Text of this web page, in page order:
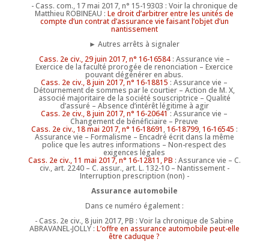
- Cass. com., 17 mai 2017, n° 15-19303 : Voir la chronique de
Matthieu ROBINEAU :Le droit d’arbitrer entre les unités de
compte d’un contrat d’assurance vie faisant l’objet d’un
nantissement
► Autres arrêts à signaler
Cass. 2e civ., 29 juin 2017, n° 16-16584: Assurance vie –
Exercice de la faculté prorogée de renonciation – Exercice
pouvant dégénérer en abus.
Cass. 2e civ., 8 juin 2017, n° 16-18815 : Assurance vie –
Détournement de sommes par le courtier – Action de M. X,
associé majoritaire de la société souscriptrice – Qualité
d’assuré – Absence d’intérêt légitime à agir
Cass. 2e civ., 8 juin 2017, n° 16-20641: Assurance vie –
Changement de bénéficiaire – Preuve
Cass. 2e civ., 18 mai 2017, n° 16-18691 ,16-18799,16-16545 :
Assurance vie – Formalisme – Encadré écrit dans la même
police que les autres informations – Non-respect des
exigences légales
Cass. 2e civ., 11 mai 2017, n° 16-12811, PB : Assurance vie – C.
civ., art. 2240 – C. assur., art. L. 132-10 – Nantissement -
Interruption prescription (non) -
Assurance automobile
Dans ce numéro également :
- Cass. 2e civ., 8 juin 2017, PB : Voir la chronique de Sabine
ABRAVANEL-JOLLY : L’offre en assurance automobile peut-elle
être caduque ?